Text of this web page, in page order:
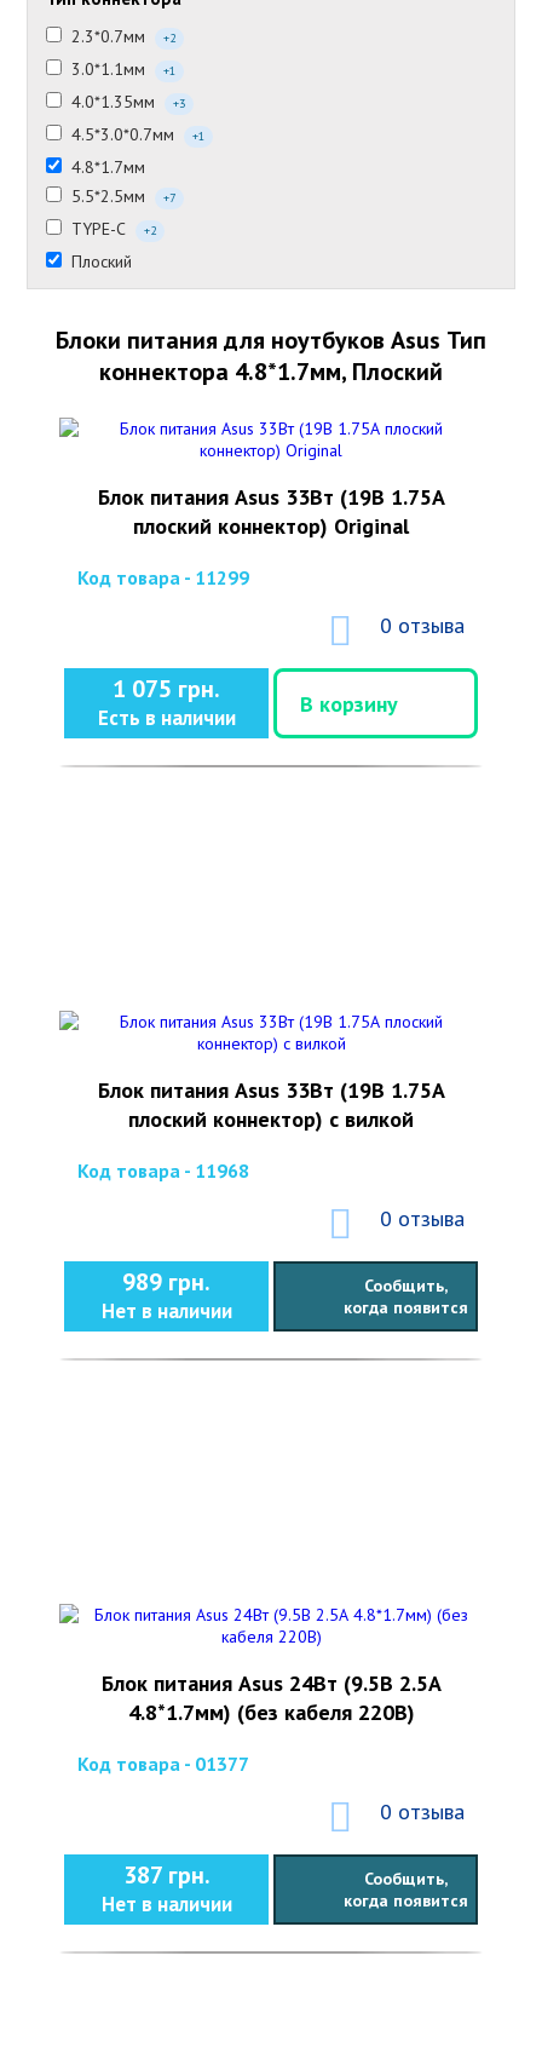
2.3*0.7мм +2
3.0*1.1мм +1
4.0*1.35мм +3
4.5*3.0*0.7мм +1
4.8*1.7мм
5.5*2.5мм
+7
TYPE-C +2
Плоский
Блоки питания для ноутбуков Asus Тип
коннектора 4.8*1.7мм, Плоский
Блок питания Asus 33Вт (19В 1.75А
плоский коннектор) Original
Код товара - 11299
0 отзыва
1 075 грн.
Есть в наличии
В корзину
Блок питания Asus 33Вт (19В 1.75А
плоский коннектор) с вилкой
Код товара - 11968
0 отзыва
989 грн.
Нет в наличии
Сообщить,
когда появится
Блок питания Asus 24Вт (9.5В 2.5А
4.8*1.7мм) (без кабеля 220В)
Код товара - 01377
0 отзыва
387 грн.
Нет в наличии
Сообщить,
когда появится